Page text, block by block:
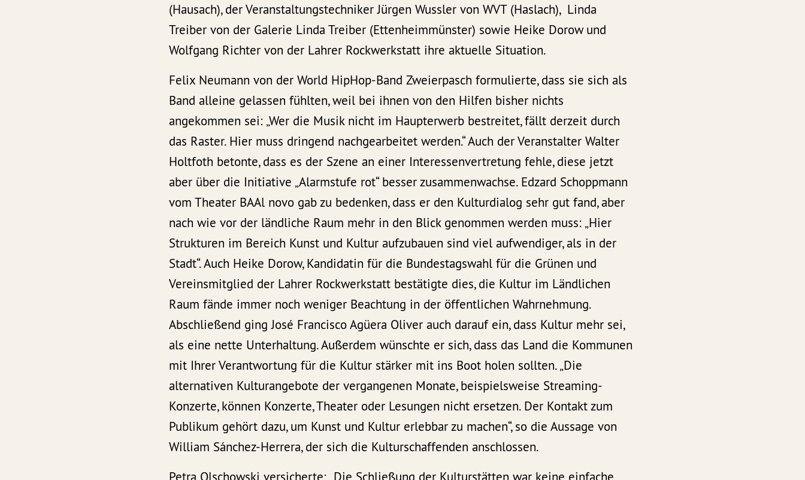
(Hausach), der Veranstaltungstechniker Jürgen Wussler von WVT (Haslach), Linda
Treiber von der Galerie Linda Treiber (Ettenheimmünster) sowie Heike Dorow und
Wolfgang Richter von der Lahrer Rockwerkstatt ihre aktuelle Situation.
Felix Neumann von der World HipHop-Band Zweierpasch formulierte, dass sie sich als
Band alleine gelassen fühlten, weil bei ihnen von den Hilfen bisher nichts
angekommen sei: „Wer die Musik nicht im Haupterwerb bestreitet, fällt derzeit durch
das Raster. Hier muss dringend nachgearbeitet werden.“ Auch der Veranstalter Walter
Holtfoth betonte, dass es der Szene an einer Interessenvertretung fehle, diese jetzt
aber über die Initiative „Alarmstufe rot“ besser zusammenwachse. Edzard Schoppmann
vom Theater BAAl novo gab zu bedenken, dass er den Kulturdialog sehr gut fand, aber
nach wie vor der ländliche Raum mehr in den Blick genommen werden muss: „Hier
Strukturen im Bereich Kunst und Kultur aufzubauen sind viel aufwendiger, als in der
Stadt“. Auch Heike Dorow, Kandidatin für die Bundestagswahl für die Grünen und
Vereinsmitglied der Lahrer Rockwerkstatt bestätigte dies, die Kultur im Ländlichen
Raum fände immer noch weniger Beachtung in der öffentlichen Wahrnehmung.
Abschließend ging José Francisco Agüera Oliver auch darauf ein, dass Kultur mehr sei,
als eine nette Unterhaltung. Außerdem wünschte er sich, dass das Land die Kommunen
mit Ihrer Verantwortung für die Kultur stärker mit ins Boot holen sollten. „Die
alternativen Kulturangebote der vergangenen Monate, beispielsweise Streaming-
Konzerte, können Konzerte, Theater oder Lesungen nicht ersetzen. Der Kontakt zum
Publikum gehört dazu, um Kunst und Kultur erlebbar zu machen“, so die Aussage von
William Sánchez-Herrera, der sich die Kulturschaffenden anschlossen.
Petra Olschowski versicherte: „Die Schließung der Kulturstätten war keine einfache